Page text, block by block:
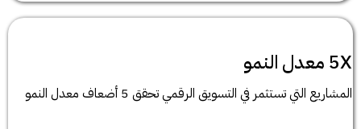
5X معدل النمو
المشاريع التي تستثمر في التسويق الرقمي تحقق 5 أضعاف معدل النمو